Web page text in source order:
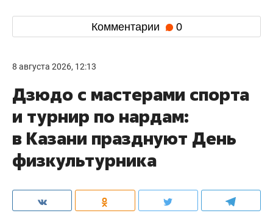
Комментарии 0
8 августа 2026, 12:13
Дзюдо с мастерами спорта
и турнир по нардам:
в Казани празднуют День
физкультурника